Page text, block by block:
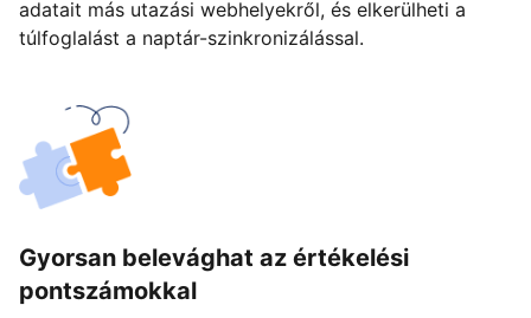
adatait más utazási webhelyekről, és elkerülheti a
túlfoglalást a naptár-szinkronizálással.
Gyorsan belevághat az értékelési
pontszámokkal